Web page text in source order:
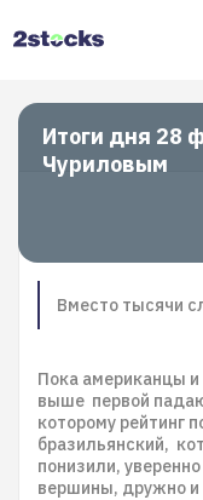
Итоги дня 28
Чуриловым
Вместо тысячи
Пока американцы
выше первой
которому рейтинг
бразильянский,
понизили,
вершины, дружно и